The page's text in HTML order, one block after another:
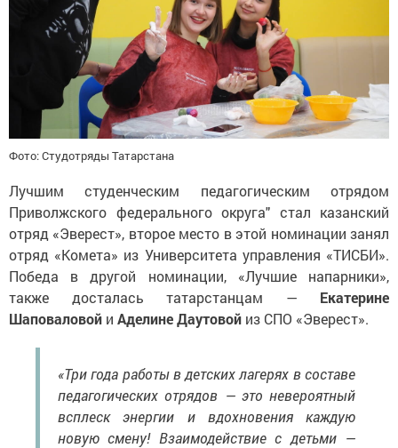
Фото: Студотряды Татарстана
Лучшим студенческим педагогическим отрядом
Приволжского федерального округа" стал казанский
отряд «Эверест», второе место в этой номинации занял
отряд «Комета» из Университета управления «ТИСБИ».
Победа в другой номинации, «Лучшие напарники»,
также досталась татарстанцам — Екатерине
Шаповаловой и Аделине Даутовой из СПО «Эверест».
«Три года работы в детских лагерях в составе
педагогических отрядов — это невероятный
всплеск энергии и вдохновения каждую
новую смену! Взаимодействие с детьми —